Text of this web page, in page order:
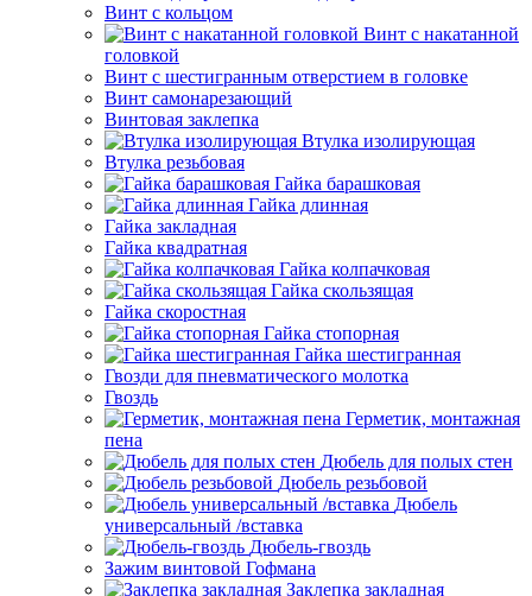
Винт с кольцом
Винт с накатанной
головкой
Винт с шестигранным отверстием в головке
Винт самонарезающий
Винтовая заклепка
Втулка изолирующая
Втулка резьбовая
Гайка барашковая
Гайка длинная
Гайка закладная
Гайка квадратная
Гайка колпачковая
Гайка скользящая
Гайка скоростная
Гайка стопорная
Гайка шестигранная
Гвозди для пневматического молотка
Гвоздь
Герметик, монтажная
пена
Дюбель для полых стен
Дюбель резьбовой
Дюбель
универсальный /вставка
Дюбель-гвоздь
Зажим винтовой Гофмана
Заклепка закладная